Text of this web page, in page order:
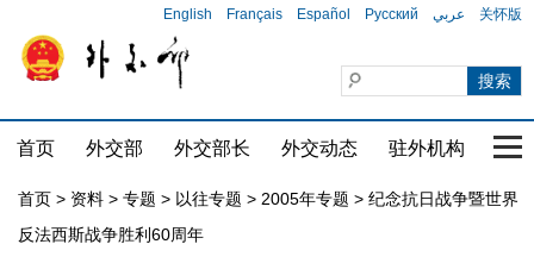
English Français Español Русский عربي 关怀版
首页 外交部 外交部长 外交动态 驻外机构 国
首页 > 资料 > 专题 > 以往专题 > 2005年专题 > 纪念抗日战争暨世界
反法西斯战争胜利60周年